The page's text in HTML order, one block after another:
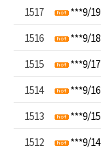
1517
***9/
1516
***9/
1515
***9/
1514
***9/
1513
***9/
1512
***9/